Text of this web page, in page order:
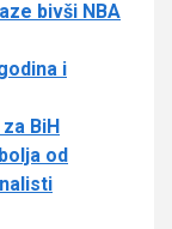
bivši NBA
i
BiH
od